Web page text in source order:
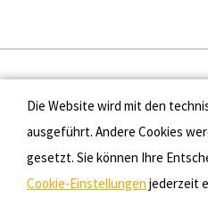
Die Website wird mit den
ausgeführt. Andere Cookies
gesetzt. Sie können Ihre
Cookie-Einstellungen jederzeit